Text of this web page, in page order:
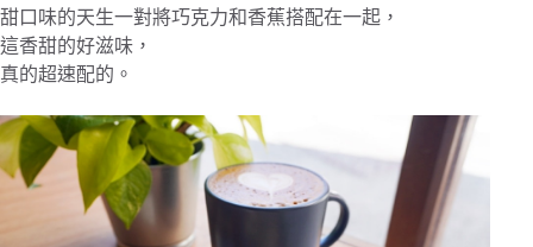
甜口味的天生一對將巧克力和香蕉搭配在一起，
這香甜的好滋味，
真的超速配的。